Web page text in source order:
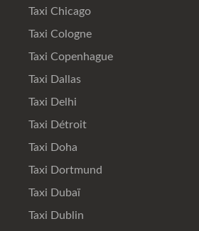
Taxi Chicago
Taxi Cologne
Taxi Copenhague
Taxi Dallas
Taxi Delhi
Taxi Détroit
Taxi Doha
Taxi Dortmund
Taxi Dubaï
Taxi Dublin